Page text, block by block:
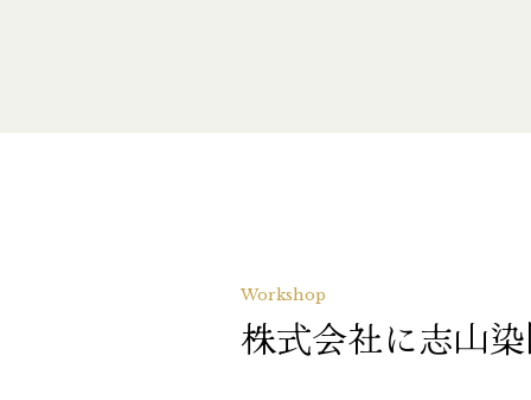
Workshop
株式会社に志山